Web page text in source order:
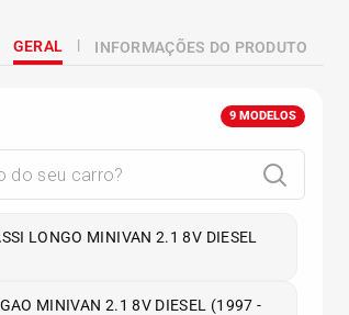
GERAL INFORMAÇÕES DO PRODUTO
9 MODELOS
LONGO MINIVAN 2.1 8V DIESEL
MINIVAN 2.1 8V DIESEL (1997 -